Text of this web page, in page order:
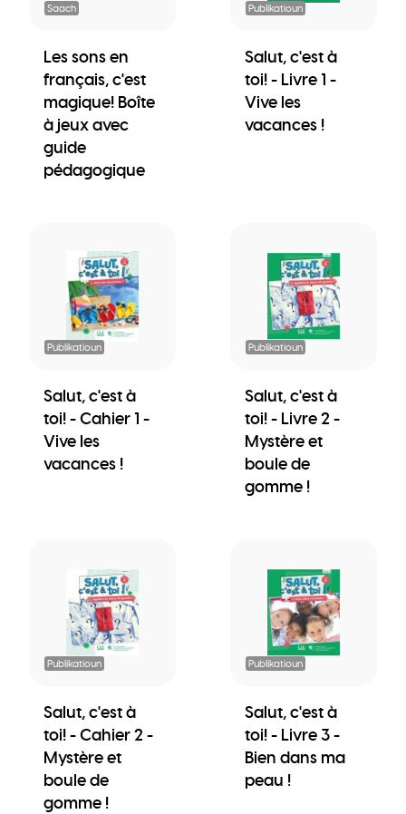
Saach
Les sons en
français, c'est
magique! Boîte
à jeux avec
guide
pédagogique
Publikatioun
Salut, c'est à
toi! - Livre 1 -
Vive les
vacances !
Publikatioun
Salut, c'est à
toi! - Cahier 1 -
Vive les
vacances !
Publikatioun
Salut, c'est à
toi! - Livre 2 -
Mystère et
boule de
gomme !
Publikatioun
Salut, c'est à
toi! - Cahier 2 -
Mystère et
boule de
gomme !
Publikatioun
Salut, c'est à
toi! - Livre 3 -
Bien dans ma
peau !